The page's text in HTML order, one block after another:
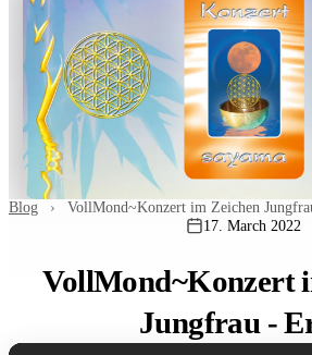
Blog › VollMond~Konzert im Zeichen
17. March 2022
VollMond~Konzert
Jungfrau -